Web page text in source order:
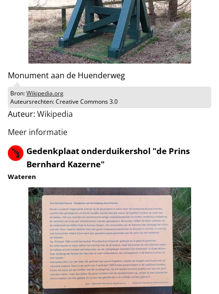
Monument aan de Huenderweg
Bron:Wikipedia.org
Auteursrechten:Creative Commons 3.0
Auteur: Wikipedia
Meer informatie
Gedenkplaat onderduikershol "de Prins
Bernhard Kazerne"
Wateren